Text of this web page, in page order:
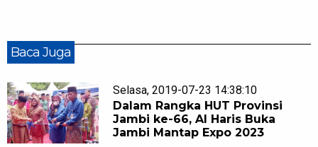
Baca Juga
Selasa, 2019-07-23 14:38:10
Dalam Rangka HUT Provinsi
Jambi ke-66, Al Haris Buka
Jambi Mantap Expo 2023